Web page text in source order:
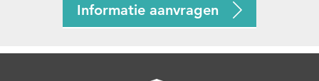
Informatie aanvragen